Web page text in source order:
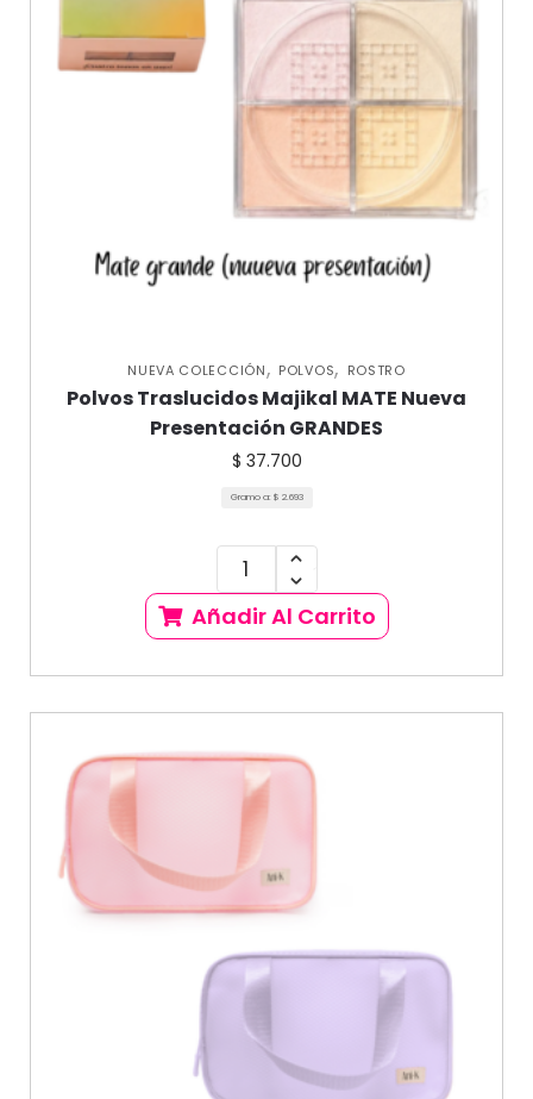
NUEVA COLECCIÓN, POLVOS, ROSTRO
Polvos Traslucidos Majikal MATE Nueva
Presentación GRANDES
$ 37.700
Gramo a: $ 2.693
Añadir Al Carrito